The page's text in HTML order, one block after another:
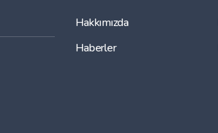
Hakkımızda
Haberler